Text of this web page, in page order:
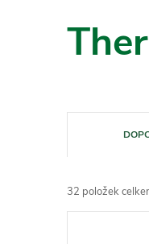
a
e
32 položek